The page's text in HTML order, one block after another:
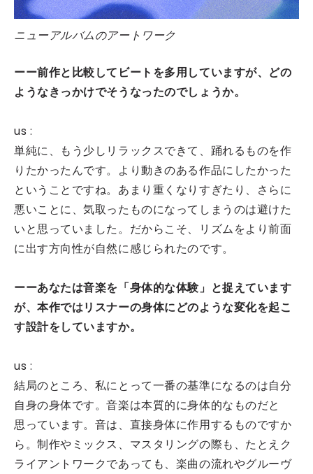
ニューアルバムのアートワーク
ーー前作と比較してビートを多用していますが、どの
ようなきっかけでそうなったのでしょうか。
us :
単純に、もう少しリラックスできて、踊れるものを作
りたかったんです。より動きのある作品にしたかった
ということですね。あまり重くなりすぎたり、さらに
悪いことに、気取ったものになってしまうのは避けた
いと思っていました。だからこそ、リズムをより前面
に出す方向性が自然に感じられたのです。
ーーあなたは音楽を「身体的な体験」と捉えています
が、本作ではリスナーの身体にどのような変化を起こ
す設計をしていますか。
us :
結局のところ、私にとって一番の基準になるのは自分
自身の身体です。音楽は本質的に身体的なものだと
思っています。音は、直接身体に作用するものですか
ら。制作やミックス、マスタリングの際も、たとえク
ライアントワークであっても、楽曲の流れやグルーヴ